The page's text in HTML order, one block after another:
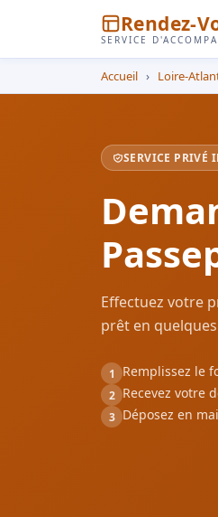
Rendez-
SERVICE
Accueil › Loire-
SERVICE PRIVÉ
Effectuez votre
prêt en
1 Remplissez le
2 Recevez votre
3 Déposez en